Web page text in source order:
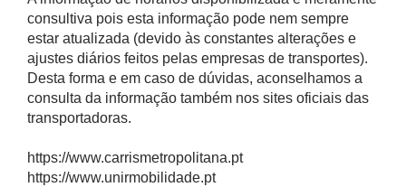
consultiva pois esta informação pode nem sempre
estar atualizada (devido às constantes alterações e
ajustes diários feitos pelas empresas de transportes).
Desta forma e em caso de dúvidas, aconselhamos a
consulta da informação também nos sites oficiais das
transportadoras.
https://www.carrismetropolitana.pt
https://www.unirmobilidade.pt